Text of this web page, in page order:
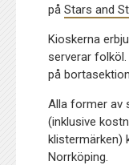
påStars and
Kioskerna
serverar
på
Alla former av
(inklusive
klistermärken)
Norrköping.